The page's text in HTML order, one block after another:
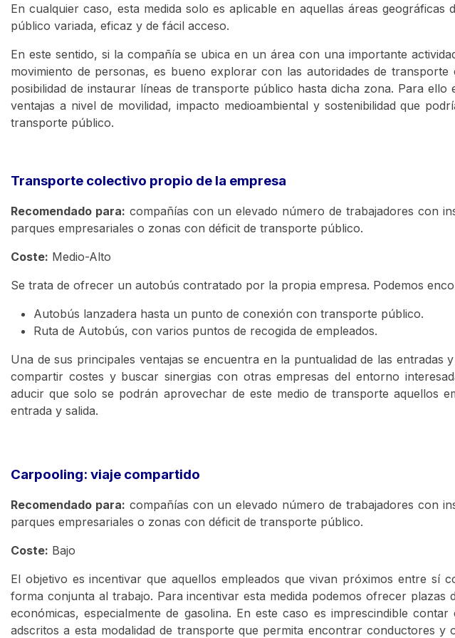
En cualquier caso, esta medida solo es aplicable en aquellas áreas
público variada, eficaz y de fácil acceso.
En este sentido, si la compañía se ubica en un área con una importante
movimiento de personas, es bueno explorar con las autoridades de
posibilidad de instaurar líneas de transporte público hasta dicha zona. Para
ventajas a nivel de movilidad, impacto medioambiental y sostenibilidad que
transporte público.
Transporte colectivo propio de la empresa
Recomendado para: compañías con un elevado número de trabajadores con
parques empresariales o zonas con déficit de transporte público.
Coste: Medio-Alto
Se trata de ofrecer un autobús contratado por la propia empresa. Podemos
Autobús lanzadera hasta un punto de conexión con transporte público.
Ruta de Autobús, con varios puntos de recogida de empleados.
Una de sus principales ventajas se encuentra en la puntualidad de las entradas
compartir costes y buscar sinergias con otras empresas del entorno
aducir que solo se podrán aprovechar de este medio de transporte aquellos
entrada y salida.
Carpooling: viaje compartido
Recomendado para: compañías con un elevado número de trabajadores con
parques empresariales o zonas con déficit de transporte público.
Coste: Bajo
El objetivo es incentivar que aquellos empleados que vivan próximos entre sí
forma conjunta al trabajo. Para incentivar esta medida podemos ofrecer plazas
económicas, especialmente de gasolina. En este caso es imprescindible
adscritos a esta modalidad de transporte que permita encontrar conductores y